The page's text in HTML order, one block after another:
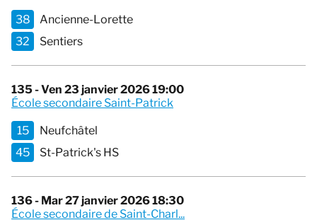
38
Ancienne-Lorette
32
Sentiers
135 - Ven 23 janvier 2026 19:00
École secondaire Saint-Patrick
15
Neufchâtel
45
St-Patrick's HS
136 - Mar 27 janvier 2026 18:30
École secondaire de Saint-Charl...